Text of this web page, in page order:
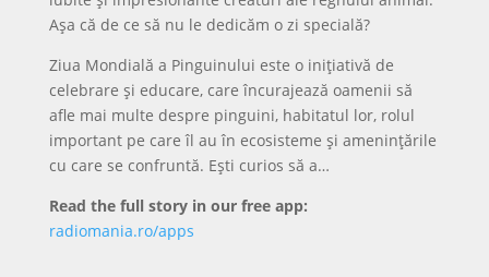
Așa că de ce să nu le dedicăm o zi specială?
Ziua Mondială a Pinguinului este o inițiativă de
celebrare și educare, care încurajează oamenii să
afle mai multe despre pinguini, habitatul lor, rolul
important pe care îl au în ecosisteme și amenințările
cu care se confruntă. Ești curios să a…
Read the full story in our free app:
radiomania.ro/apps